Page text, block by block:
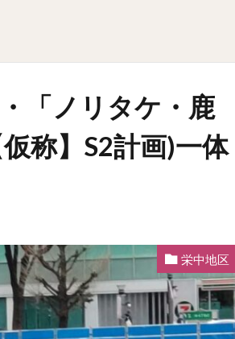
「ノリタケ・鹿
称】S2計画)一体
栄中地区